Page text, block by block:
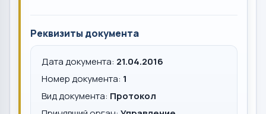
Реквизиты документа
Дата документа: 21.04.2016
Номер документа: 1
Вид документа: Протокол